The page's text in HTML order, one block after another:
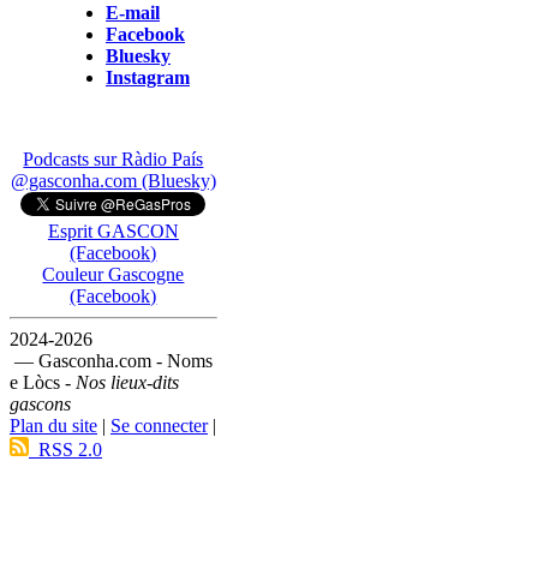
E-mail
Facebook
Bluesky
Instagram
Podcasts sur Ràdio País
@gasconha.com (Bluesky)
Esprit GASCON
(Facebook)
Couleur Gascogne
(Facebook)
2024-2026
— Gasconha.com - Noms
e Lòcs - Nos lieux-dits
gascons
Plan du site | Se connecter|
RSS 2.0